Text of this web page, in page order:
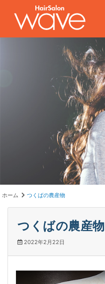
ホーム つくばの農産物
つくばの農産物
2022年2月22日